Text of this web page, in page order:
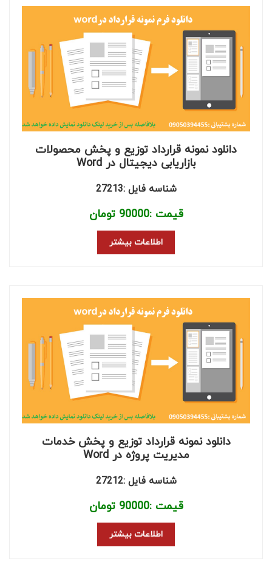
دانلود نمونه قرارداد توزیع و پخش محصولات
بازاریابی دیجیتال در Word
شناسه فایل :27213
قیمت :90000 تومان
اطلاعات بیشتر
دانلود نمونه قرارداد توزیع و پخش خدمات
مدیریت پروژه در Word
شناسه فایل :27212
قیمت :90000 تومان
اطلاعات بیشتر